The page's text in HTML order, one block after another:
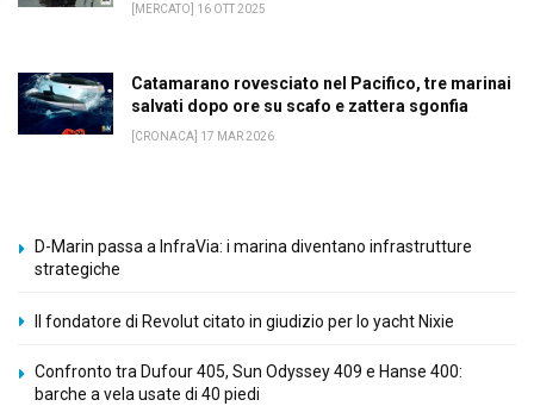
[MERCATO] 16 OTT 2025
Catamarano rovesciato nel Pacifico, tre marinai
salvati dopo ore su scafo e zattera sgonfia
[CRONACA] 17 MAR 2026
D-Marin passa a InfraVia: i marina diventano infrastrutture
strategiche
Il fondatore di Revolut citato in giudizio per lo yacht Nixie
Confronto tra Dufour 405, Sun Odyssey 409 e Hanse 400:
barche a vela usate di 40 piedi